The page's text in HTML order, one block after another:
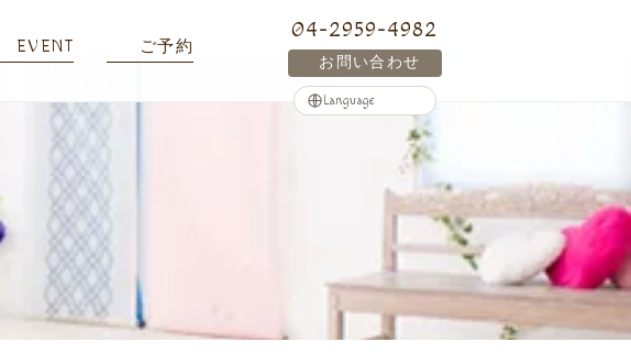
EVENT ご予約
04-2959-4982
お問い合わせ